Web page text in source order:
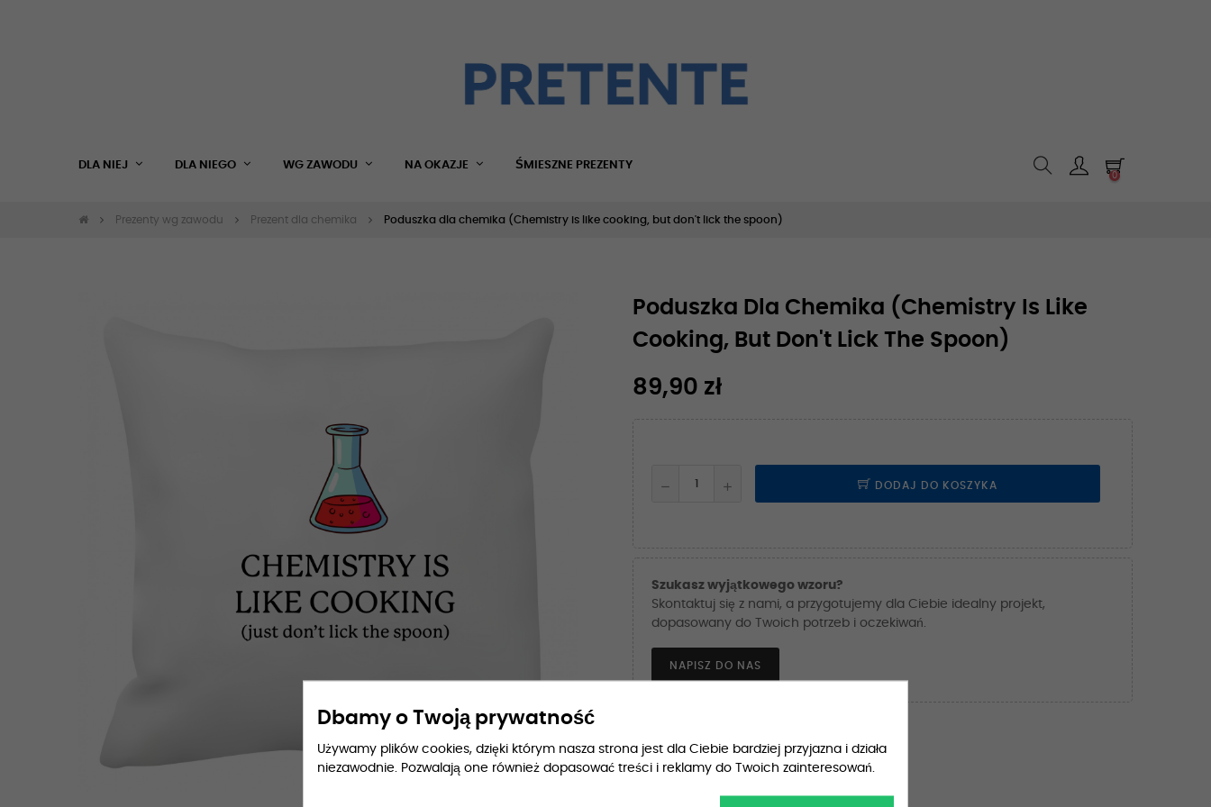
DLA NIEJ DLA NIEGO WG ZAWODU NA OKAZJE ŚMIESZNE PREZENTY
0
Prezenty wg zawodu Prezent dla chemika Poduszka dla chemika (Chemistry is like cooking, but don't lick the spoon)
Poduszka Dla Chemika (Chemistry Is Like
Cooking, But Don't Lick The Spoon)
89,90 zł
DODAJ DO KOSZYKA
Szukasz wyjątkowego wzoru?
Skontaktuj się z nami, a przygotujemy dla Ciebie idealny projekt,
dopasowany do Twoich potrzeb i oczekiwań.
NAPISZ DO NAS
Dbamy o Twoją prywatność
Używamy plików cookies, dzięki którym nasza strona jest dla Ciebie bardziej przyjazna i działa
niezawodnie. Pozwalają one również dopasować treści i reklamy do Twoich zainteresowań.